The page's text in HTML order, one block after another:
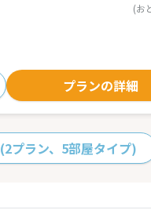
(お
プランの詳細
(2プラン、5部屋タイプ)